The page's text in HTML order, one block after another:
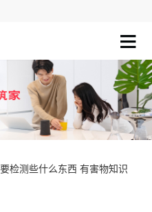
检测些什么东西 有害物知识